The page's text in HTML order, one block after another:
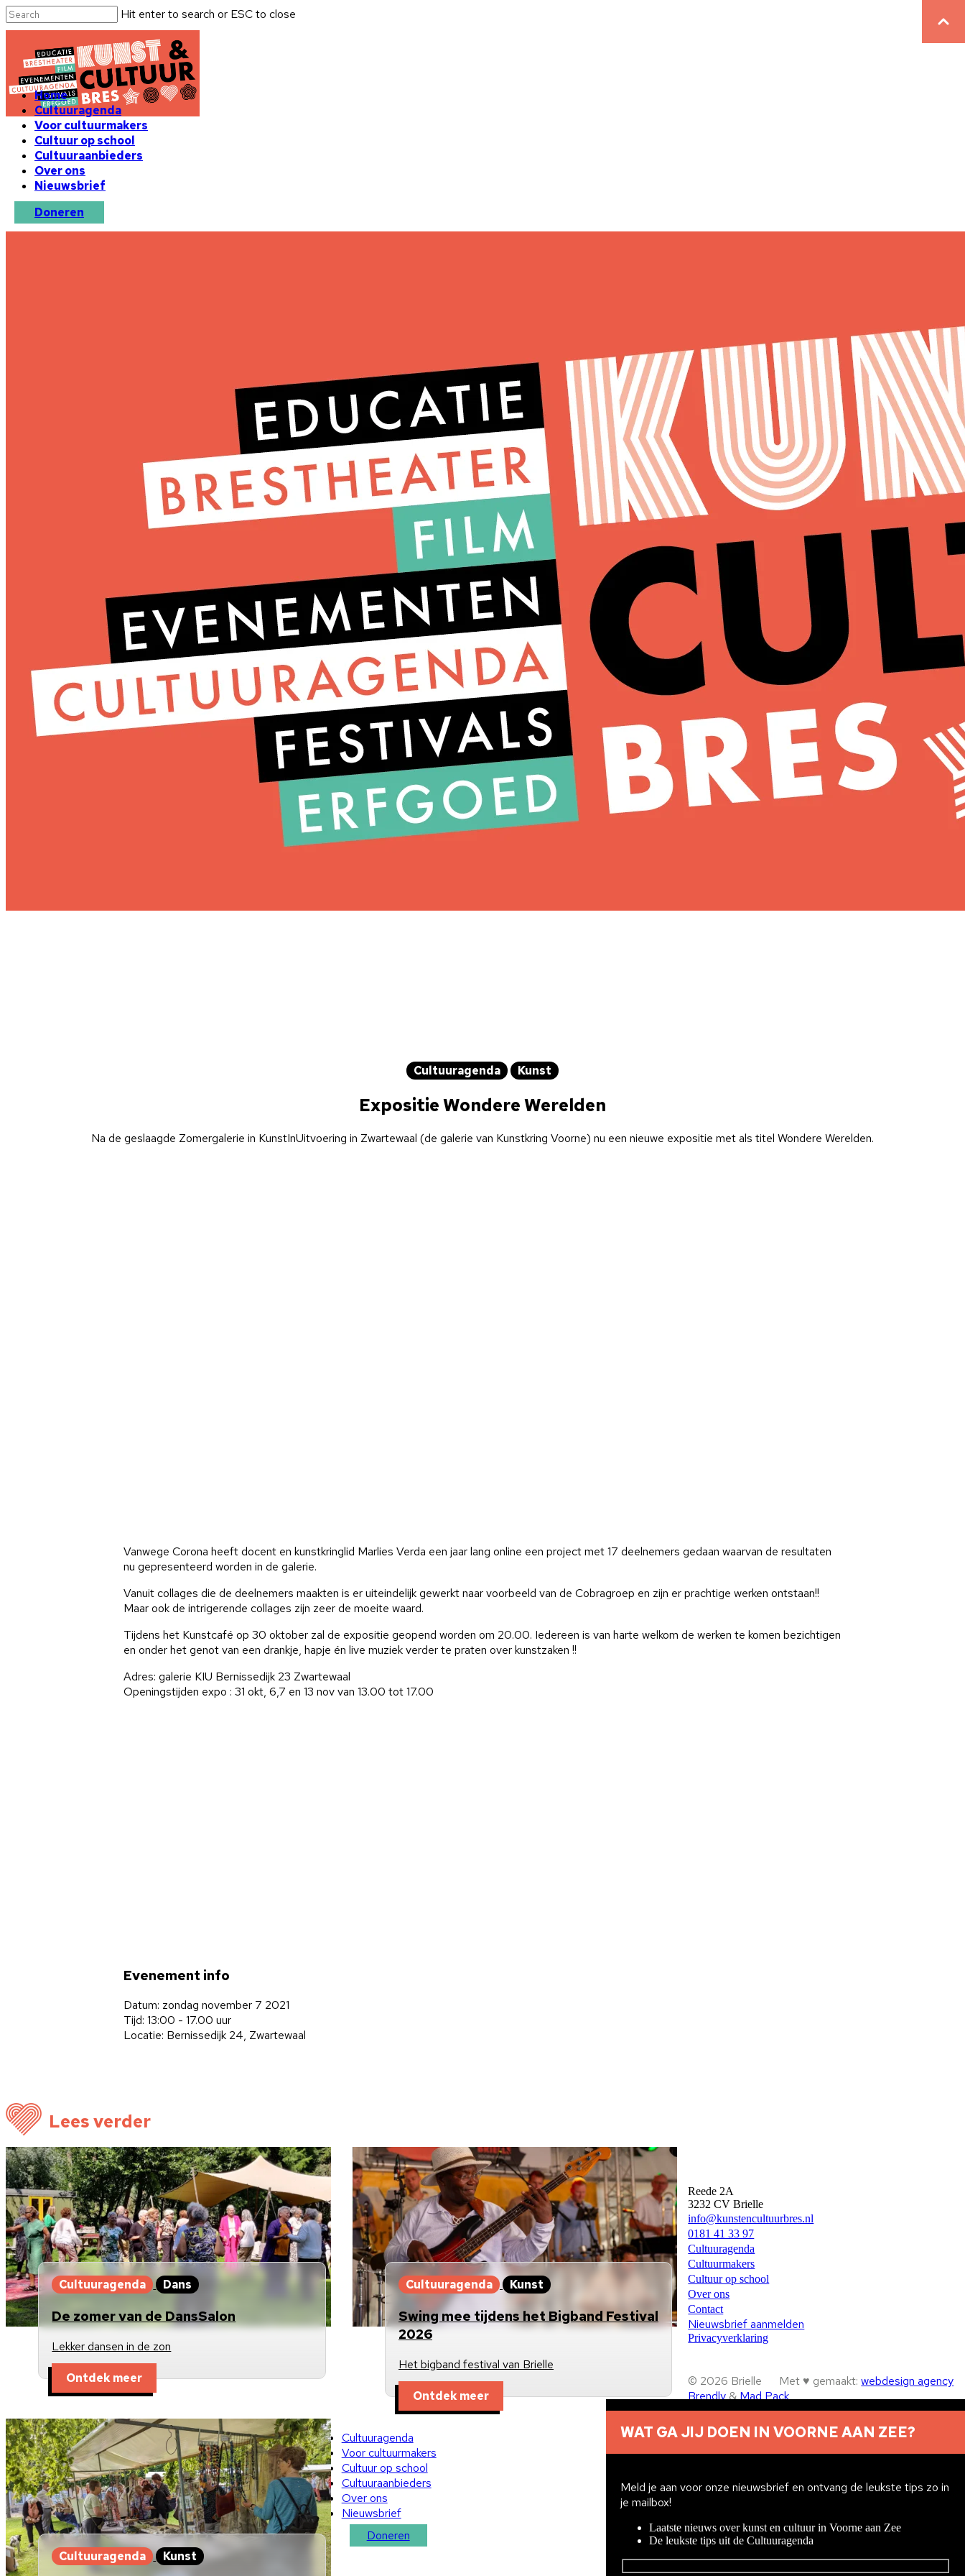
Hit enter to search or ESC to close
Home
Cultuuragenda
Voor cultuurmakers
Cultuur op school
Cultuuraanbieders
Over ons
Nieuwsbrief
Doneren
Cultuuragenda Kunst
Expositie Wondere Werelden
Na de geslaagde Zomergalerie in KunstInUitvoering in Zwartewaal (de galerie van Kunstkring Voorne) nu een nieuwe expositie met als titel Wondere Werelden.
Vanwege Corona heeft docent en kunstkringlid Marlies Verda een jaar lang online een project met 17 deelnemers gedaan waarvan de resultaten
nu gepresenteerd worden in de galerie.
Vanuit collages die de deelnemers maakten is er uiteindelijk gewerkt naar voorbeeld van de Cobragroep en zijn er prachtige werken ontstaan!!
Maar ook de intrigerende collages zijn zeer de moeite waard.
Tijdens het Kunstcafé op 30 oktober zal de expositie geopend worden om 20.00. Iedereen is van harte welkom de werken te komen bezichtigen
en onder het genot van een drankje, hapje én live muziek verder te praten over kunstzaken !!
Adres: galerie KIU Bernissedijk 23 Zwartewaal
Openingstijden expo : 31 okt, 6,7 en 13 nov van 13.00 tot 17.00
Evenement info
Datum: zondag november 7 2021
Tijd: 13:00 - 17.00 uur
Locatie: Bernissedijk 24, Zwartewaal
Lees verder
Cultuuragenda Dans
De zomer van de DansSalon
Lekker dansen in de zon
Ontdek meer
Cultuuragenda Kunst
Swing mee tijdens het Bigband Festival
2026
Het bigband festival van Brielle
Ontdek meer
Cultuuragenda Kunst
Reede 2A
3232 CV Brielle
info@kunstencultuurbres.nl
0181 41 33 97
Cultuuragenda
Cultuurmakers
Cultuur op school
Over ons
Contact
Nieuwsbrief aanmelden
Privacyverklaring
© 2026 Brielle Met ♥︎ gemaakt:webdesign agency
Brendly&Mad Pack
Cultuuragenda
Voor cultuurmakers
Cultuur op school
Cultuuraanbieders
Over ons
Nieuwsbrief
Doneren
WAT GA JIJ DOEN IN VOORNE AAN ZEE?
Meld je aan voor onze nieuwsbrief en ontvang de leukste tips zo in
je mailbox!
Laatste nieuws over kunst en cultuur in Voorne aan Zee
De leukste tips uit de Cultuuragenda